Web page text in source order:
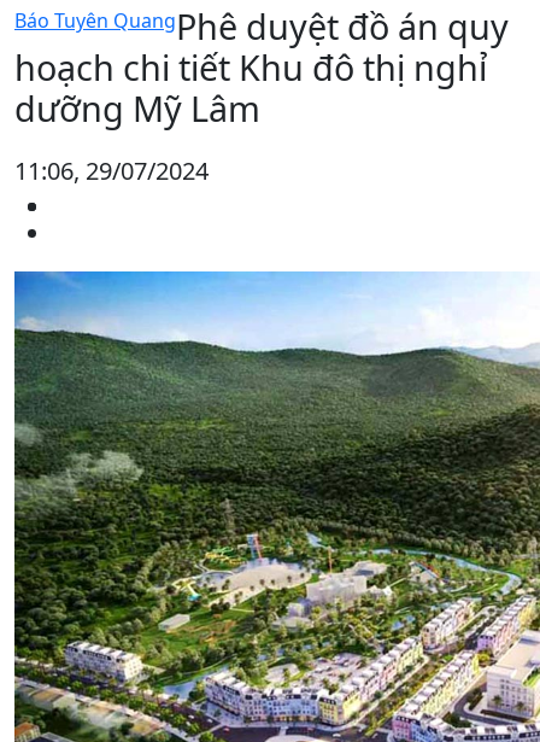
Báo Tuyên QuangPhê duyệt đồ án quy
hoạch chi tiết Khu đô thị nghỉ
dưỡng Mỹ Lâm
11:06, 29/07/2024